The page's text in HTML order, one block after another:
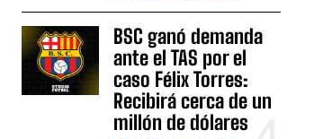
BSC ganó demanda
ante el TAS por el
caso Félix Torres:
Recibirá cerca de un
millón de dólares